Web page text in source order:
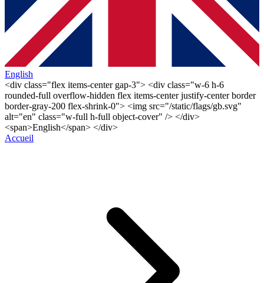
English
<div class="flex items-center gap-3"> <div class="w-6 h-6
rounded-full overflow-hidden flex items-center justify-center border
border-gray-200 flex-shrink-0"> <img src="/static/flags/gb.svg"
alt="en" class="w-full h-full object-cover" /> </div>
<span>English</span> </div>
Accueil